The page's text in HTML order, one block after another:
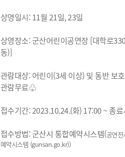
상영일시: 11월 21일, 23일
상영장소: 군산어린이공연장 [대학로
동)]
관람대상: 어린이(3세 이상) 및 동반 보
관람무료♧
접수기간: 2023.10.24.(화) 17:00 ~ 종
접수방법: 군산시 통합예약시스템(공연
예약시스템 (gunsan.go.kr))